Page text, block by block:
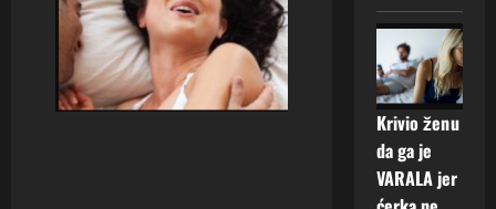
Krivio ženu
da ga je
VARALA jer